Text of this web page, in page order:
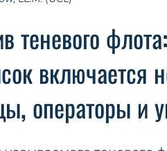
теневого
включается
операторы и